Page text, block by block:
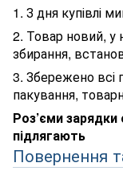
1. З дня купівлі
2. Товар новий, у
збирання,
3. Збережено всі
пакування,
Роз’єми
підлягають
Повернення